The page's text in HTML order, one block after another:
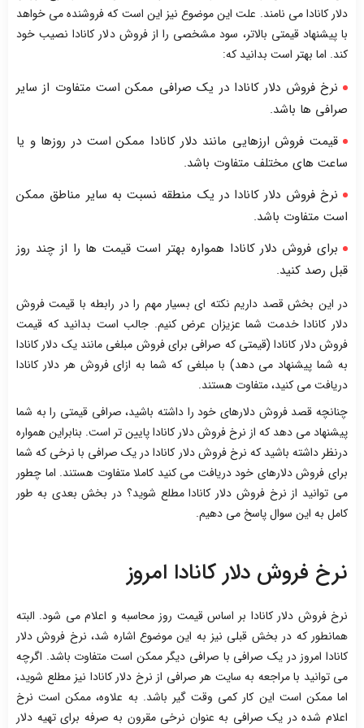
دلار کانادا می نامند. علت این موضوع نیز این است که فروشنده می خواهد
با پیشنهاد قیمتی بالاتر، سود مشخصی را از فروش دلار کانادا نصیب خود
کند. اما بهتر است بدانید که:
نرخ فروش دلار کانادا در یک صرافی ممکن است متفاوت از سایر
صرافی ها باشد.
قیمت فروش ارزهایی مانند دلار کانادا ممکن است در روزها و یا
ساعت های مختلف متفاوت باشد.
نرخ فروش دلار کانادا در یک منطقه نسبت به سایر مناطق ممکن
است متفاوت باشد.
برای فروش دلار کانادا همواره بهتر است قیمت ها را از چند روز
قبل رصد کنید.
در این بخش قصد داریم نکته ای بسیار مهم را در رابطه با قیمت فروش
دلار کانادا خدمت شما عزیزان عرض کنیم. جالب است بدانید که قیمت
فروش دلار کانادا (قیمتی که صرافی برای فروش مبلغی مانند یک دلار کانادا
به شما پیشنهاد می دهد) با مبلغی که شما به ازای فروش هر دلار کانادا
دریافت می کنید، متفاوت هستند.
چنانچه قصد فروش دلارهای خود را داشته باشید، صرافی قیمتی را به شما
پیشنهاد می دهد که از نرخ فروش دلار کانادا پایین تر است. بنابراین همواره
درنظر داشته باشید که نرخ فروش دلار کانادا در یک صرافی با نرخی که شما
برای فروش دلارهای خود دریافت می کنید کاملا متفاوت هستند. اما چطور
می توانید از نرخ فروش دلار کانادا مطلع شوید؟ در بخش بعدی به طور
کامل به این سوال پاسخ می دهیم.
نرخ فروش دلار کانادا امروز
نرخ فروش دلار کانادا بر اساس قیمت روز محاسبه و اعلام می شود. البته
همانطور که در بخش قبلی نیز به این موضوع اشاره شد، نرخ فروش دلار
کانادا امروز در یک صرافی با صرافی دیگر ممکن است متفاوت باشد. اگرچه
می توانید با مراجعه به سایت هر صرافی از نرخ دلار کانادا نیز مطلع شوید،
اما ممکن است این کار کمی وقت گیر باشد. به علاوه، ممکن است نرخ
اعلام شده در یک صرافی به عنوان نرخی مقرون به صرفه برای تهیه دلار